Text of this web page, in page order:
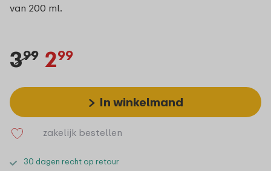
van 200 ml.
399 299
In winkelmand
zakelijk bestellen
30 dagen recht op retour